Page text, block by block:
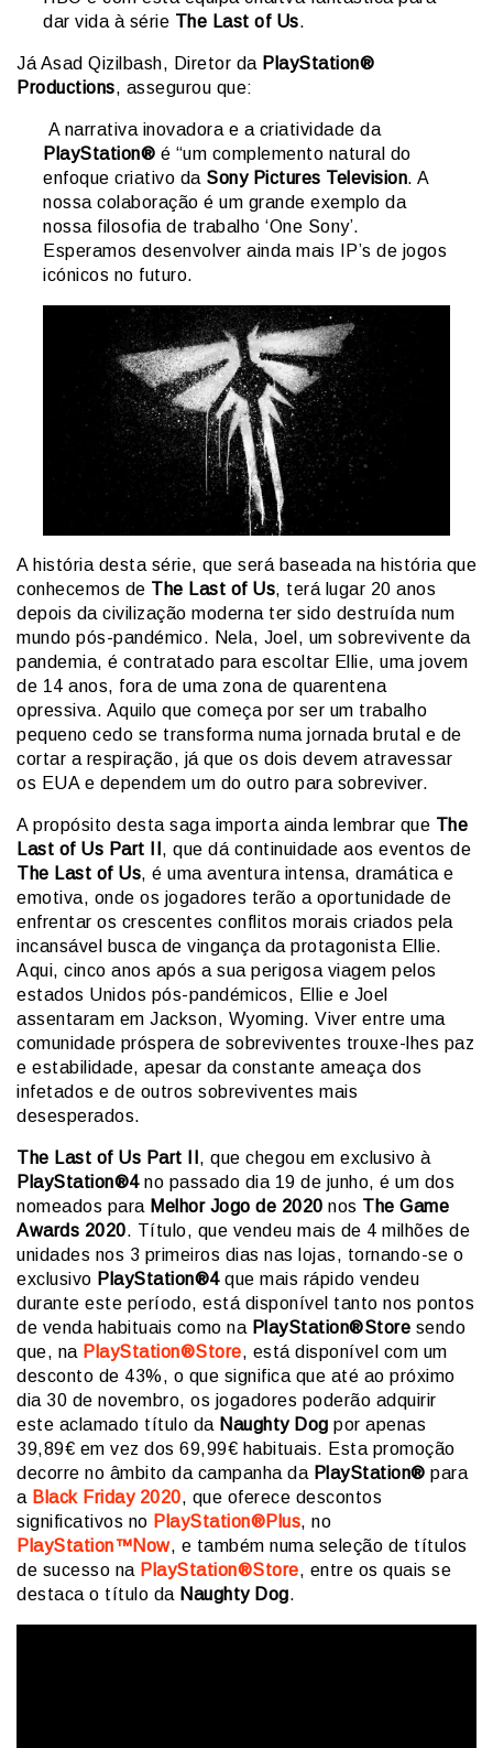
dar vida à série The Last of Us.
Já Asad Qizilbash, Diretor da PlayStation®
Productions, assegurou que:
A narrativa inovadora e a criatividade da
PlayStation® é “um complemento natural do
enfoque criativo da Sony Pictures Television. A
nossa colaboração é um grande exemplo da
nossa filosofia de trabalho ‘One Sony’.
Esperamos desenvolver ainda mais IP’s de jogos
icónicos no futuro.
A história desta série, que será baseada na história que
conhecemos de The Last of Us, terá lugar 20 anos
depois da civilização moderna ter sido destruída num
mundo pós-pandémico. Nela, Joel, um sobrevivente da
pandemia, é contratado para escoltar Ellie, uma jovem
de 14 anos, fora de uma zona de quarentena
opressiva. Aquilo que começa por ser um trabalho
pequeno cedo se transforma numa jornada brutal e de
cortar a respiração, já que os dois devem atravessar
os EUA e dependem um do outro para sobreviver.
A propósito desta saga importa ainda lembrar que The
Last of Us Part II , que dá continuidade aos eventos de
The Last of Us, é uma aventura intensa, dramática e
emotiva, onde os jogadores terão a oportunidade de
enfrentar os crescentes conflitos morais criados pela
incansável busca de vingança da protagonista Ellie.
Aqui, cinco anos após a sua perigosa viagem pelos
estados Unidos pós-pandémicos, Ellie e Joel
assentaram em Jackson, Wyoming. Viver entre uma
comunidade próspera de sobreviventes trouxe-lhes paz
e estabilidade, apesar da constante ameaça dos
infetados e de outros sobreviventes mais
desesperados.
The Last of Us Part II , que chegou em exclusivo à
PlayStation®4 no passado dia 19 de junho, é um dos
nomeados para Melhor Jogo de 2020 nos The Game
Awards 2020. Título, que vendeu mais de 4 milhões de
unidades nos 3 primeiros dias nas lojas, tornando-se o
exclusivo PlayStation®4que mais rápido vendeu
durante este período, está disponível tanto nos pontos
de venda habituais como na PlayStation®Store sendo
que, na PlayStation®Store, está disponível com um
desconto de 43%, o que significa que até ao próximo
dia 30 de novembro, os jogadores poderão adquirir
este aclamado título da Naughty Dog por apenas
39,89€ em vez dos 69,99€ habituais. Esta promoção
decorre no âmbito da campanha da PlayStation® para
a Black Friday 2020, que oferece descontos
significativos no PlayStation®Plus, no
PlayStation™Now, e também numa seleção de títulos
de sucesso na PlayStation®Store, entre os quais se
destaca o título da Naughty Dog.